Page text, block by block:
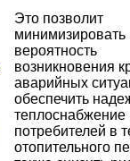
Это позволит
минимизировать
вероятность
возникновения
аварийных
обеспечить
теплоснабжение
потребителей в
отопительного